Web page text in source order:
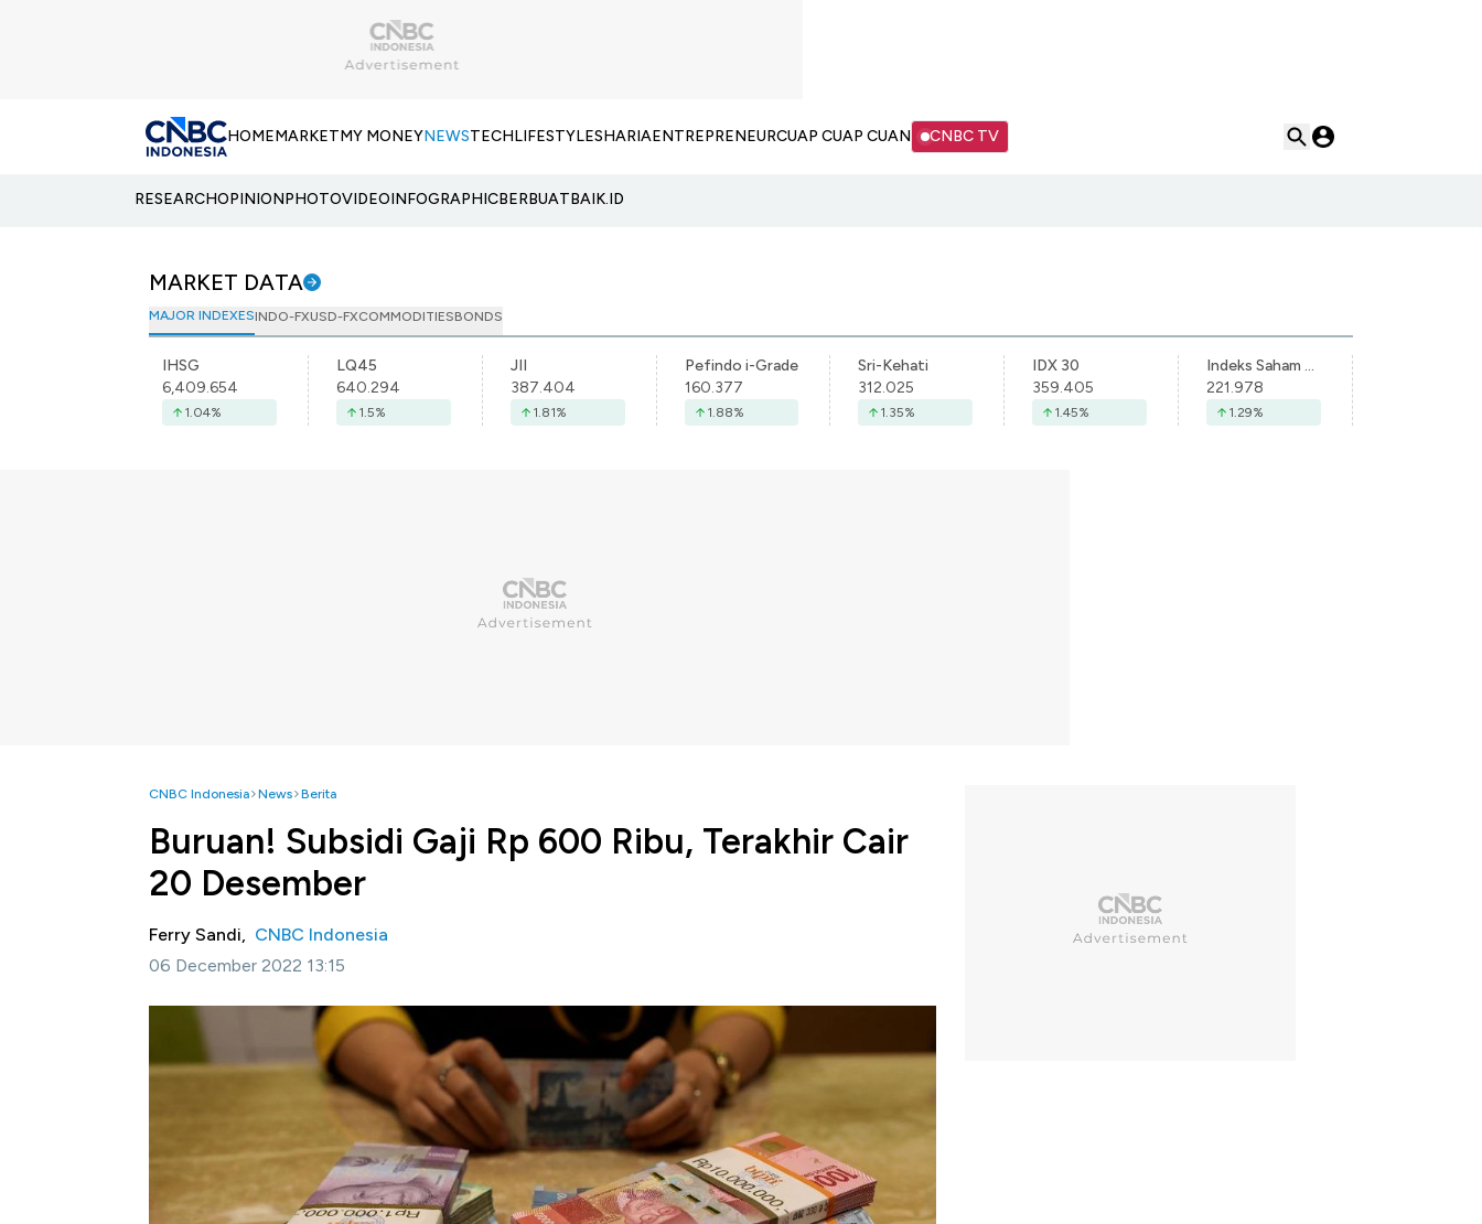
HOMEMARKETMY MONEYNEWSTECHLIFESTYLESHARIAENTREPRENEURCUAP CUAP CUAN CNBC TV
RESEARCHOPINIONPHOTOVIDEOINFOGRAPHICBERBUATBAIK.ID
MARKET DATA
MAJOR INDEXESINDO-FXUSD-FXCOMMODITIESBONDS
IHSG
6,409.654
1.04%
LQ45
640.294
1.5%
JII
387.404
1.81%
Pefindo i-Grade
160.377
1.88%
Sri-Kehati
312.025
1.35%
IDX 30
359.405
1.45%
Indeks Saham Syariah Indonesia
221.978
1.29%
CNBC Indonesia News Berita
Buruan! Subsidi Gaji Rp 600 Ribu, Terakhir Cair
20 Desember
Ferry Sandi, CNBC Indonesia
06 December 2022 13:15